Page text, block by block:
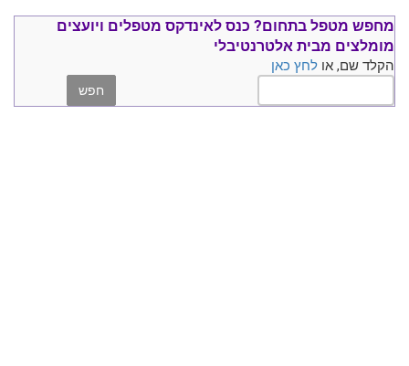
מחפש מטפל בתחום? כנס לאינדקס מטפלים ויועצים
מומלצים מבית אלטרנטיבלי
הקלד שם, או לחץ כאן